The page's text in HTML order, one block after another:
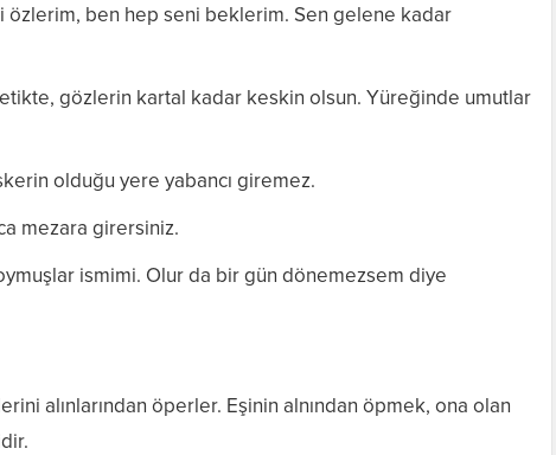
özlerim, ben hep seni beklerim. Sen gelene kadar
gözlerin kartal kadar keskin olsun. Yüreğinde umutlar
olduğu yere yabancı giremez.
mezara girersiniz.
ismimi. Olur da bir gün dönemezsem diye
alınlarından öperler. Eşinin alnından öpmek, ona olan